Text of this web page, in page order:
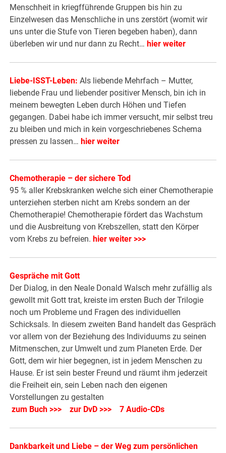
Menschheit in kriegfführende Gruppen bis hin zu
Einzelwesen das Menschliche in uns zerstört (womit wir
uns unter die Stufe von Tieren begeben haben), dann
überleben wir und nur dann zu Recht… hier weiter
Liebe-ISST-Leben: Als liebende Mehrfach – Mutter,
liebende Frau und liebender positiver Mensch, bin ich in
meinem bewegten Leben durch Höhen und Tiefen
gegangen. Dabei habe ich immer versucht, mir selbst treu
zu bleiben und mich in kein vorgeschriebenes Schema
pressen zu lassen… hier weiter
Chemotherapie – der sichere Tod
95 % aller Krebskranken welche sich einer Chemotherapie
unterziehen sterben nicht am Krebs sondern an der
Chemotherapie! Chemotherapie fördert das Wachstum
und die Ausbreitung von Krebszellen, statt den Körper
vom Krebs zu befreien. hier weiter >>>
Gespräche mit Gott
Der Dialog, in den Neale Donald Walsch mehr zufällig als
gewollt mit Gott trat, kreiste im ersten Buch der Trilogie
noch um Probleme und Fragen des individuellen
Schicksals. In diesem zweiten Band handelt das Gespräch
vor allem von der Beziehung des Individuums zu seinen
Mitmenschen, zur Umwelt und zum Planeten Erde. Der
Gott, dem wir hier begegnen, ist in jedem Menschen zu
Hause. Er ist sein bester Freund und räumt ihm jederzeit
die Freiheit ein, sein Leben nach den eigenen
Vorstellungen zu gestalten
zum Buch >>>
zur DvD >>> 7 Audio-CDs
Dankbarkeit und Liebe – der Weg zum persönlichen